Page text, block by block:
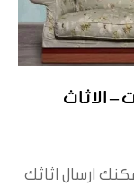
الاثاث
ارسال اثاثك